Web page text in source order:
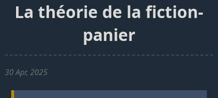
La théorie de la fiction-
panier
30 Apr, 2025